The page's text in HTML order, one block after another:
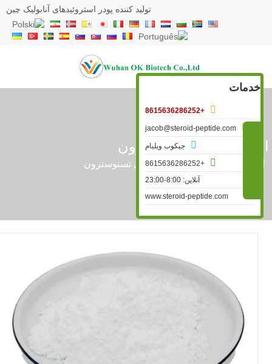
تولید کننده پودر استروئیدهای آنابولیک چین
تستوسترون
استروئید خام»استروئیدهای تستوسترون
خدمات
+8615636286252
جیکوب ویلیام
+8615636286252
آنلاین: 8:00-23:00
www.steroid-peptide.com